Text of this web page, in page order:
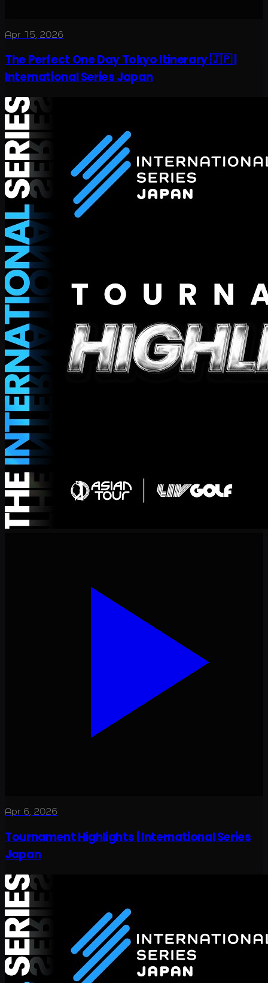
Apr 15, 2026
The Perfect One Day Tokyo Itinerary 🇯🇵 |
International Series Japan
Apr 6, 2026
Tournament Highlights | International Series
Japan